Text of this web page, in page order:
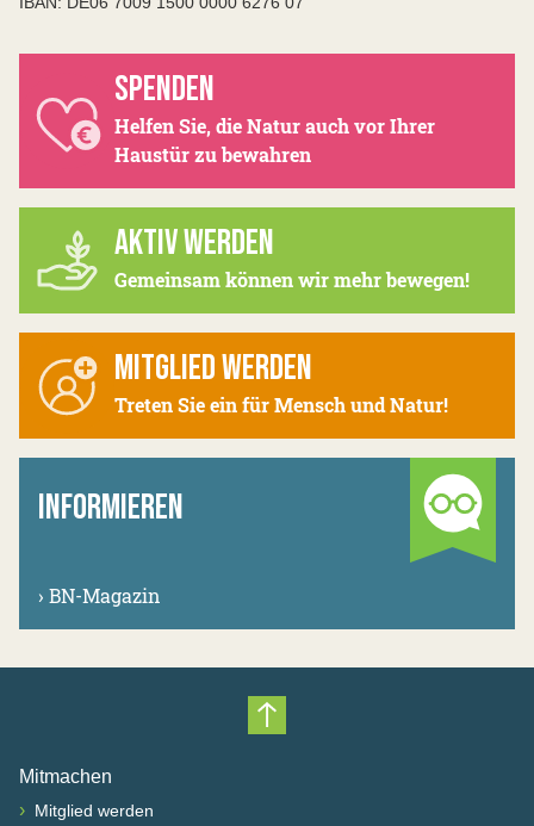
SPENDEN
Helfen Sie, die Natur auch vor Ihrer
Haustür zu bewahren
AKTIV WERDEN
Gemeinsam können wir mehr bewegen!
MITGLIED WERDEN
Treten Sie ein für Mensch und Natur!
INFORMIEREN
› BN-Magazin
Nach oben scrollen
Mitmachen
› Mitglied werden